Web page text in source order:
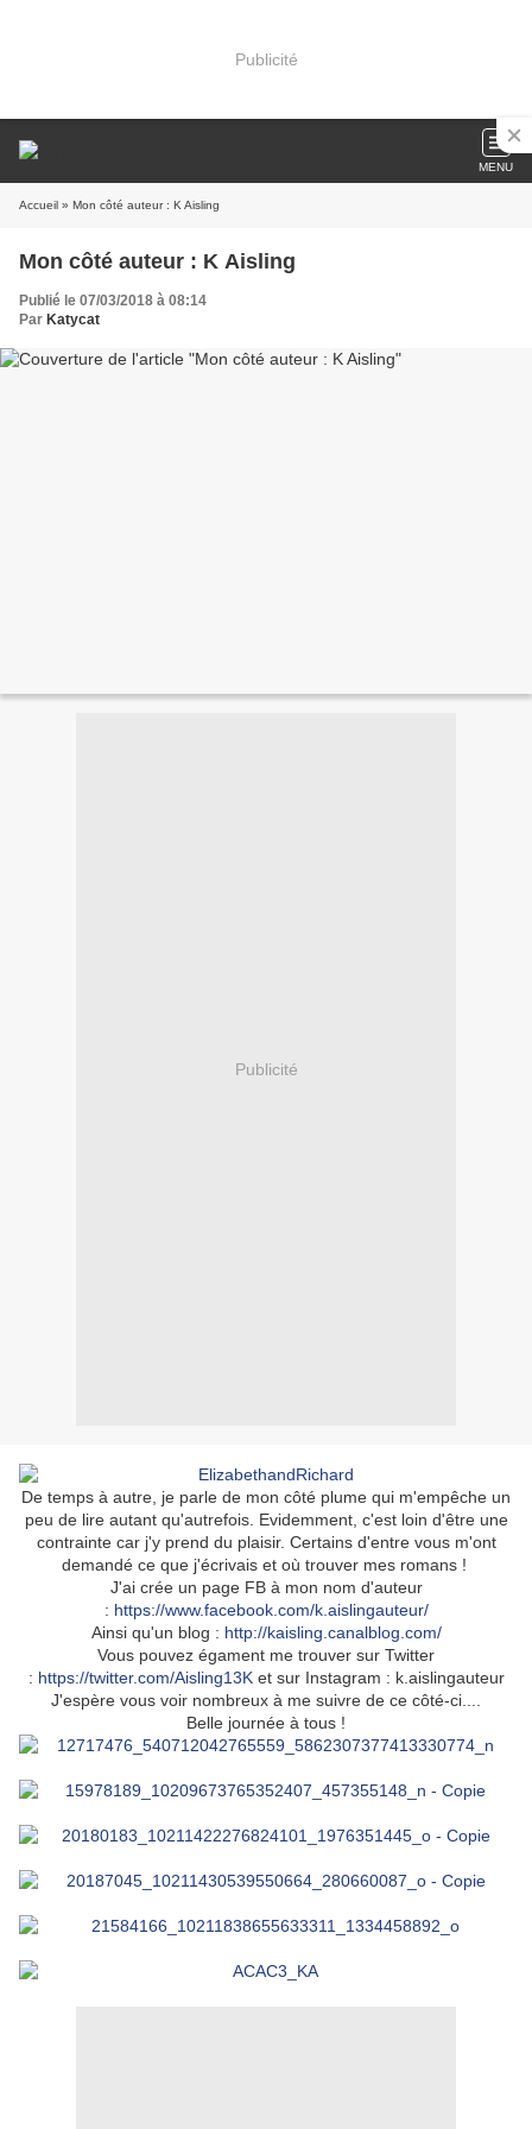
Publicité
MENU
Accueil » Mon côté auteur : K Aisling
Mon côté auteur : K Aisling
Publié le 07/03/2018 à 08:14
Par Katycat
Publicité
De temps à autre, je parle de mon côté plume qui m'empêche un
peu de lire autant qu'autrefois. Evidemment, c'est loin d'être une
contrainte car j'y prend du plaisir. Certains d'entre vous m'ont
demandé ce que j'écrivais et où trouver mes romans !
J'ai crée un page FB à mon nom d'auteur
: https://www.facebook.com/k.aislingauteur/
Ainsi qu'un blog : http://kaisling.canalblog.com/
Vous pouvez égament me trouver sur Twitter
: https://twitter.com/Aisling13Ket sur Instagram : k.aislingauteur
J'espère vous voir nombreux à me suivre de ce côté-ci....
Belle journée à tous !